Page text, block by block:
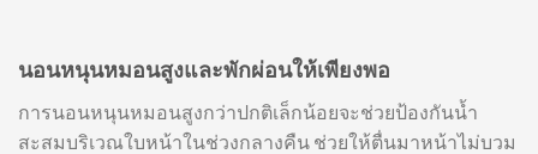
นอนหนุนหมอนสูงและพักผ่อนให้เพียงพอ
การนอนหนุนหมอนสูงกว่าปกติเล็กน้อยจะช่วยป้องกันน้ำ
สะสมบริเวณใบหน้าในช่วงกลางคืน ช่วยให้ตื่นมาหน้าไม่บวม